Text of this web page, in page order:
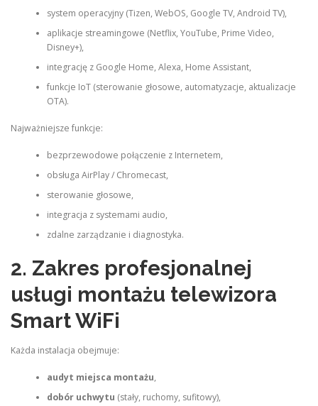
system operacyjny (Tizen, WebOS, Google TV, Android TV),
aplikacje streamingowe (Netflix, YouTube, Prime Video,
Disney+),
integrację z Google Home, Alexa, Home Assistant,
funkcje IoT (sterowanie głosowe, automatyzacje, aktualizacje
OTA).
Najważniejsze funkcje:
bezprzewodowe połączenie z Internetem,
obsługa AirPlay / Chromecast,
sterowanie głosowe,
integracja z systemami audio,
zdalne zarządzanie i diagnostyka.
2. Zakres profesjonalnej
usługi montażu telewizora
Smart WiFi
Każda instalacja obejmuje:
audyt miejsca montażu,
dobór uchwytu (stały, ruchomy, sufitowy),